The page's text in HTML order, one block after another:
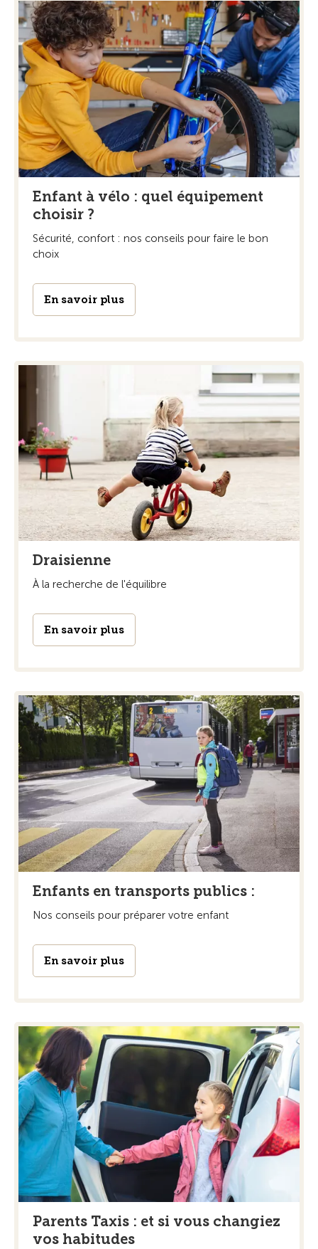
Enfant à vélo : quel équipement
choisir ?
Sécurité, confort : nos conseils pour faire le bon
choix
En savoir plus
Draisienne
À la recherche de l'équilibre
En savoir plus
Enfants en transports publics :
Nos conseils pour préparer votre enfant
En savoir plus
Parents Taxis : et si vous changiez
vos habitudes